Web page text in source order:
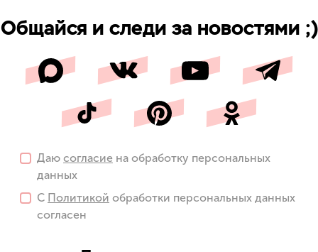
Общайся и следи за новостями ;)
Даю согласие на обработку персональных
данных
С Политикой обработки персональных данных
согласен